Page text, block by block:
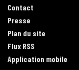
Contact
Presse
Plan du site
Flux RSS
Application mobile